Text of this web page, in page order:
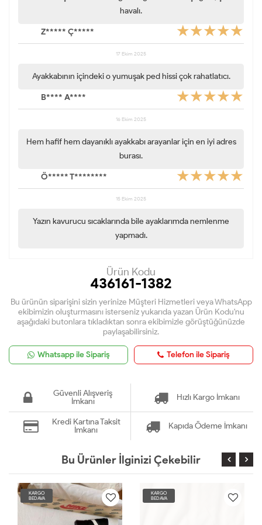
havalı.
Z***** Ç*****
17 Ekim 2025
Ayakkabının içindeki o yumuşak ped hissi çok rahatlatıcı.
B**** A****
16 Ekim 2025
Hem hafif hem dayanıklı ayakkabı arayanlar için en iyi adres
burası.
Ö***** T********
15 Ekim 2025
Yazın kavurucu sıcaklarında bile ayaklarımda nemlenme
yapmadı.
Ürün Kodu
436161-1382
Bu ürünün siparişini sizin yerinize Müşteri Hizmetleri veya WhatsApp
ekibimizin oluşturmasını isterseniz yukarıda yazan Ürün Kodu'nu
aşağıdaki butonlara tıkladıktan sonra ekibimizle görüştüğünüzde
paylaşabilirsiniz.
Whatsapp ile Sipariş Telefon ile Sipariş
Güvenli Alışveriş
İmkanı
Hızlı Kargo İmkanı
Kredi Kartına Taksit
İmkanı
Kapıda Ödeme İmkanı
Bu Ürünler İlginizi Çekebilir
KARGO
BEDAVA
KARGO
BEDAVA